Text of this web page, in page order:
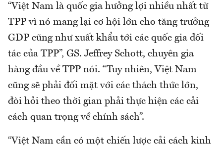
“Việt Nam là quốc gia hưởng lợi nhiều nhất từ
TPP vì nó mang lại cơ hội lớn cho tăng trưởng
GDP cũng như xuất khẩu tới các quốc gia đối
tác của TPP”, GS. Jeffrey Schott, chuyên gia
hàng đầu về TPP nói. “Tuy nhiên, Việt Nam
cũng sẽ phải đối mặt với các thách thức lớn,
đòi hỏi theo thời gian phải thực hiện các cải
cách quan trọng về chính sách”.
“Việt Nam cần có một chiến lược cải cách kinh